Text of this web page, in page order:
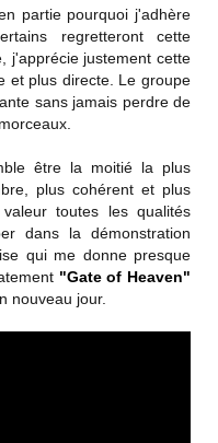
partie pourquoi j'adhère
regretteront cette
j'apprécie justement cette
et plus directe. Le groupe
sans jamais perdre de
être la moitié la plus
plus cohérent et plus
toutes les qualités
dans la démonstration
qui me donne presque
"Gate of Heaven"
nouveau jour.